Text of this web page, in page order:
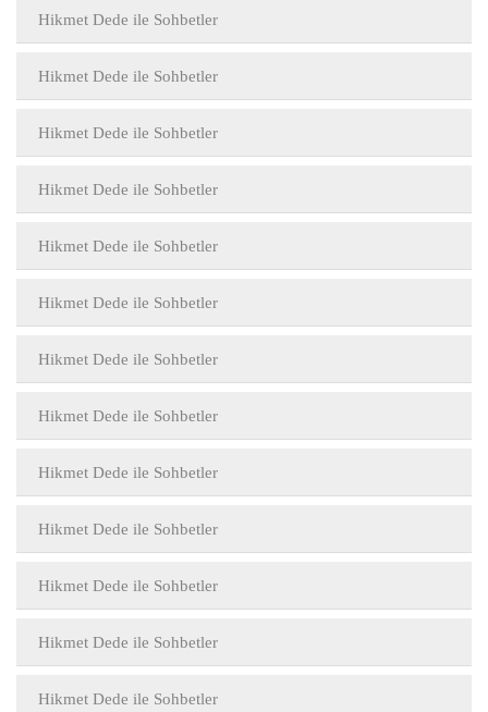
Hikmet Dede ile Sohbetler
Hikmet Dede ile Sohbetler
Hikmet Dede ile Sohbetler
Hikmet Dede ile Sohbetler
Hikmet Dede ile Sohbetler
Hikmet Dede ile Sohbetler
Hikmet Dede ile Sohbetler
Hikmet Dede ile Sohbetler
Hikmet Dede ile Sohbetler
Hikmet Dede ile Sohbetler
Hikmet Dede ile Sohbetler
Hikmet Dede ile Sohbetler
Hikmet Dede ile Sohbetler